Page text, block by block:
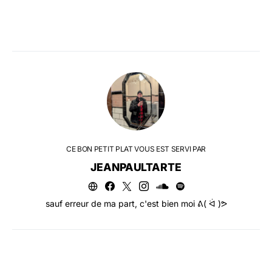
CE BON PETIT PLAT VOUS EST SERVI PAR
JEANPAULTARTE
sauf erreur de ma part, c'est bien moi ᕕ( ᐛ )ᕗ